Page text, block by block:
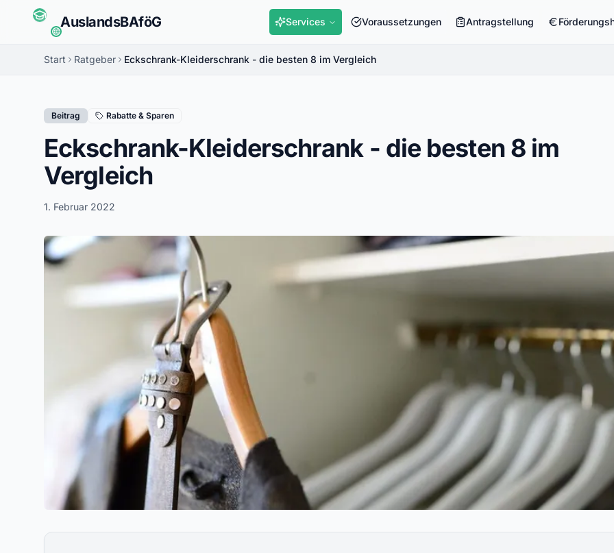
AuslandsBAföG Services Voraussetzungen Antragstellung
Start Ratgeber Eckschrank-Kleiderschrank - die besten 8 im Vergleich
Beitrag Rabatte & Sparen
Eckschrank-Kleiderschrank - die besten 8 im
Vergleich
1. Februar 2022